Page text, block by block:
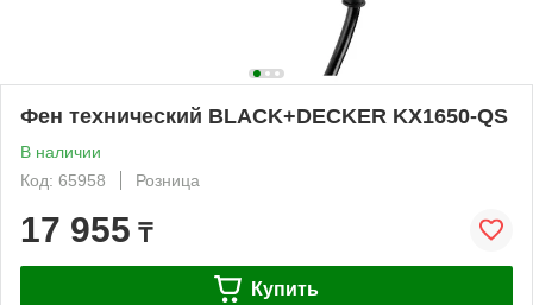
Фен технический BLACK+DECKER KX1650-QS
В наличии
Код: 65958
Розница
17 955 ₸
Купить